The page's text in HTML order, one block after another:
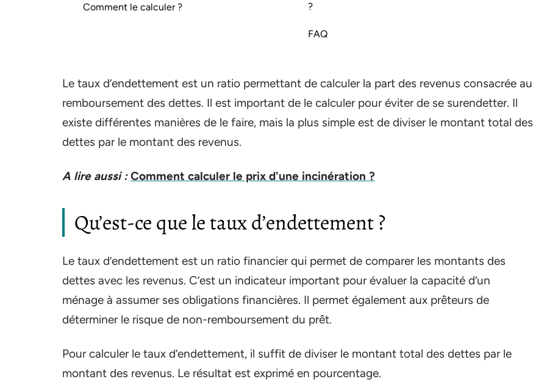
Comment le calculer ?
?
FAQ
Le taux d’endettement est un ratio permettant de calculer la part des revenus consacrée au
remboursement des dettes. Il est important de le calculer pour éviter de se surendetter. Il
existe différentes manières de le faire, mais la plus simple est de diviser le montant total des
dettes par le montant des revenus.
A lire aussi : Comment calculer le prix d'une incinération ?
Qu’est-ce que le taux d’endettement ?
Le taux d’endettement est un ratio financier qui permet de comparer les montants des
dettes avec les revenus. C’est un indicateur important pour évaluer la capacité d’un
ménage à assumer ses obligations financières. Il permet également aux prêteurs de
déterminer le risque de non-remboursement du prêt.
Pour calculer le taux d’endettement, il suffit de diviser le montant total des dettes par le
montant des revenus. Le résultat est exprimé en pourcentage.